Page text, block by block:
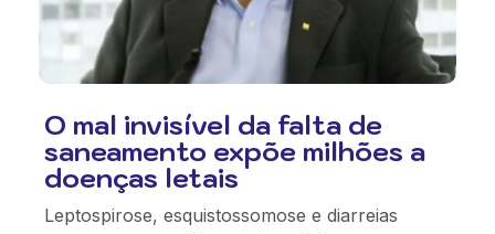
O mal invisível da falta de
saneamento expõe milhões a
doenças letais
Leptospirose, esquistossomose e diarreias